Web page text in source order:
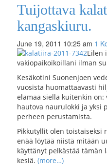
Tuijottava
kangaskiuru.
June 19, 2011 10:25 am 1
Eilen
vakiopaikoikoillani ilman
Kesäkotini Suonenjoen
vuosista huomattaavasti
elämää siellä kuitenkin on:
hautova naurulokki ja yksi
perheen perustamista.
Pikkutyllit olen toistaiseksi
enää löytää niistä mitään
käyttänyt pelkästää tämän
kesiä. (more…)